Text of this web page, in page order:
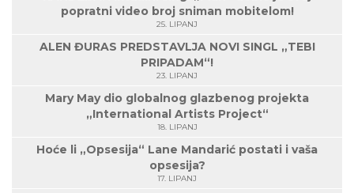
popratni video broj sniman mobitelom!
25. LIPANJ
ALEN ĐURAS PREDSTAVLJA NOVI SINGL „TEBI
PRIPADAM“!
23. LIPANJ
Mary May dio globalnog glazbenog projekta
„International Artists Project“
18. LIPANJ
Hoće li „Opsesija“ Lane Mandarić postati i vaša
opsesija?
17. LIPANJ